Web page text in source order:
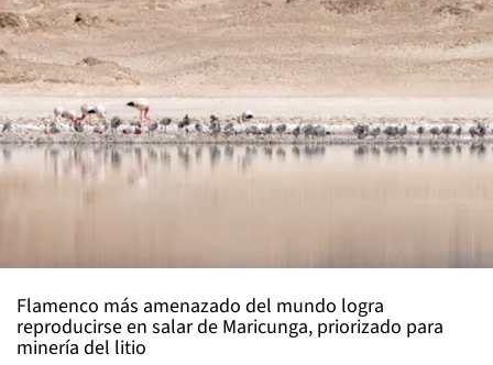
Flamenco más amenazado del mundo logra
reproducirse en salar de Maricunga, priorizado para
minería del litio